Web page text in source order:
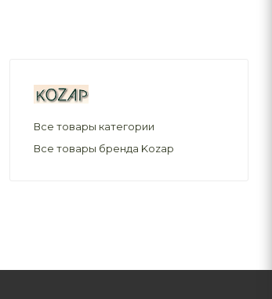
Все товары категории
Все товары бренда Kozap